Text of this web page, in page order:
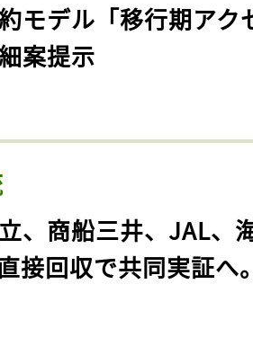
モデル「移行期アク
案提示
立、商船三井、JAL、
接回収で共同実証へ